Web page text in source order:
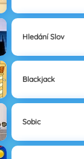
Hledání Slov
Blackjack
Sobic